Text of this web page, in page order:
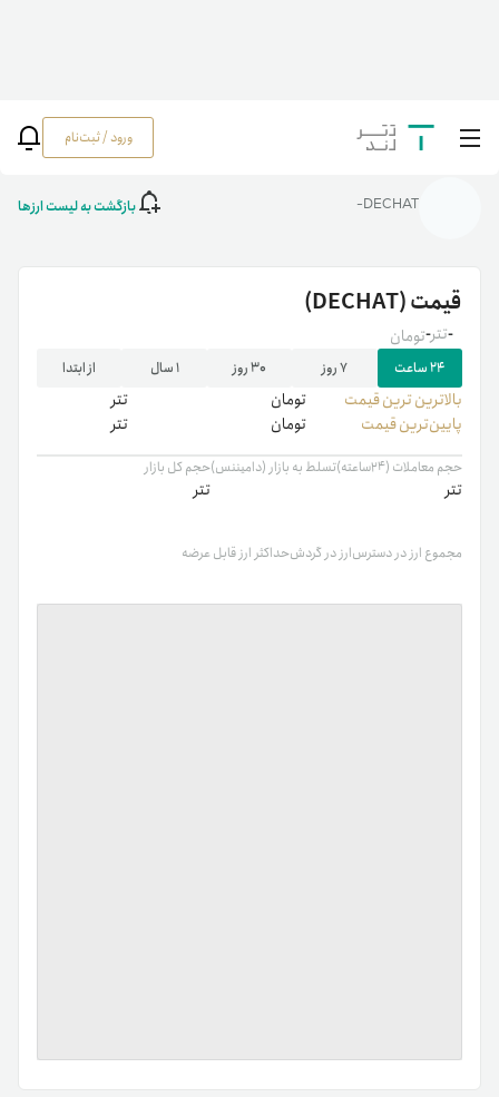
ورود / ثبت‌نام خانه رمزارزها/
DECHAT
DECHAT- بازگشت به لیست ارزها
قیمت(DECHAT)
-تومان -تتر
۲۴ ساعت ۷ روز ۳۰ روز ۱ سال از ابتدا
بالاترین ‌ترین قیمت تومان
تتر
پایین‌ترین قیمت
تومان تتر
حجم معاملات (۲۴ساعته)
تتر
تسلط به بازار (دامیننس)حجم کل بازار
تتر
مجموع ارز در دسترسارز در گردشحداکثر ارز قابل عرضه